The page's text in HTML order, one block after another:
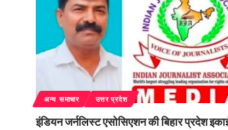
अन्य समाचार उत्तर प्रदेश
इंडियन जर्नलिस्ट एसोसिएशन की बिहार प्रदेश